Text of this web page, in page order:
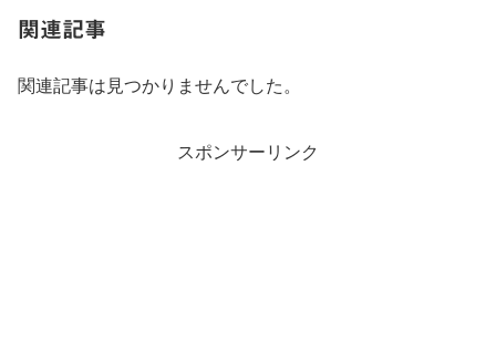
関連記事
関連記事は見つかりませんでした。
スポンサーリンク